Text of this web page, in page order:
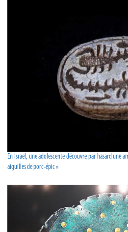
En Israël, une adolescente découvre par hasard une
aiguilles de porc-épic »